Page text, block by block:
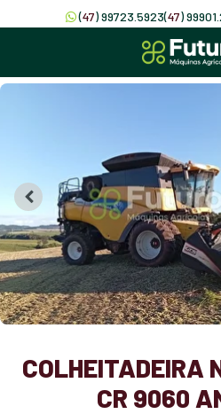
(47) 99723.5923(47)
COLHEITADEIRA
CR 9060